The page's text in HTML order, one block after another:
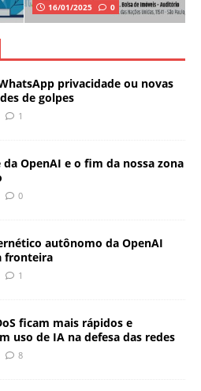
16/01/2025 0
privacidade ou novas
de golpes
1
OpenAI e o fim da nossa zona
0
autônomo da OpenAI
fronteira
1
ficam mais rápidos e
uso de IA na defesa das redes
8